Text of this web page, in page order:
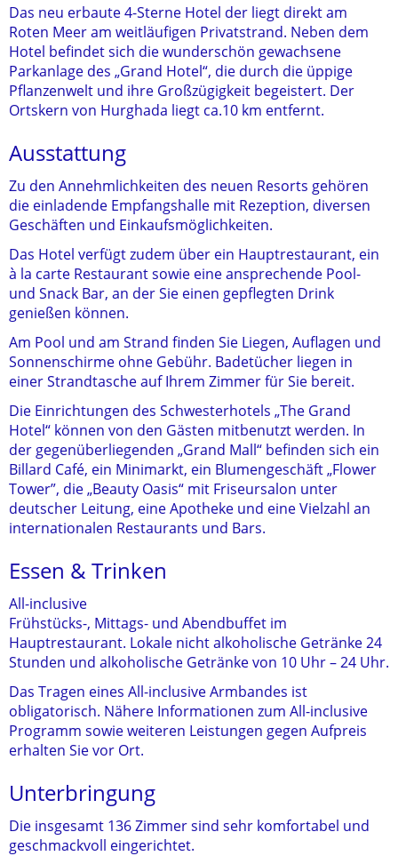
Das neu erbaute 4-Sterne Hotel der liegt direkt am
Roten Meer am weitläufigen Privatstrand. Neben dem
Hotel befindet sich die wunderschön gewachsene
Parkanlage des „Grand Hotel“, die durch die üppige
Pflanzenwelt und ihre Großzügigkeit begeistert. Der
Ortskern von Hurghada liegt ca.10 km entfernt.
Ausstattung
Zu den Annehmlichkeiten des neuen Resorts gehören
die einladende Empfangshalle mit Rezeption, diversen
Geschäften und Einkaufsmöglichkeiten.
Das Hotel verfügt zudem über ein Hauptrestaurant, ein
à la carte Restaurant sowie eine ansprechende Pool-
und Snack Bar, an der Sie einen gepflegten Drink
genießen können.
Am Pool und am Strand finden Sie Liegen, Auflagen und
Sonnenschirme ohne Gebühr. Badetücher liegen in
einer Strandtasche auf Ihrem Zimmer für Sie bereit.
Die Einrichtungen des Schwesterhotels „The Grand
Hotel“ können von den Gästen mitbenutzt werden. In
der gegenüberliegenden „Grand Mall“ befinden sich ein
Billard Café, ein Minimarkt, ein Blumengeschäft „Flower
Tower”, die „Beauty Oasis“ mit Friseursalon unter
deutscher Leitung, eine Apotheke und eine Vielzahl an
internationalen Restaurants und Bars.
Essen & Trinken
All-inclusive
Frühstücks-, Mittags- und Abendbuffet im
Hauptrestaurant. Lokale nicht alkoholische Getränke 24
Stunden und alkoholische Getränke von 10 Uhr – 24 Uhr.
Das Tragen eines All-inclusive Armbandes ist
obligatorisch. Nähere Informationen zum All-inclusive
Programm sowie weiteren Leistungen gegen Aufpreis
erhalten Sie vor Ort.
Unterbringung
Die insgesamt 136 Zimmer sind sehr komfortabel und
geschmackvoll eingerichtet.